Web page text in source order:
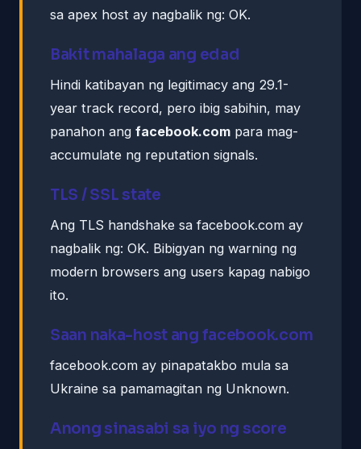
sa apex host ay nagbalik ng: OK.
Bakit mahalaga ang edad
Hindi katibayan ng legitimacy ang 29.1-
year track record, pero ibig sabihin, may
panahon ang facebook.com para mag-
accumulate ng reputation signals.
TLS / SSL state
Ang TLS handshake sa facebook.com ay
nagbalik ng: OK. Bibigyan ng warning ng
modern browsers ang users kapag nabigo
ito.
Saan naka-host ang facebook.com
facebook.com ay pinapatakbo mula sa
Ukraine sa pamamagitan ng Unknown.
Anong sinasabi sa iyo ng score